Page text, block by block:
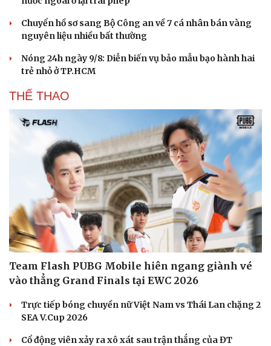
Săn Tour
check-in
Podcast
Câu chuyện thời sự
Đọc truyện đêm khuya
Cửa sổ tình yêu
Kể chuyện cho bé
Hạt giống tâm hồn
Chuyển hồ sơ sang Bộ Công an về 7 cá nhân bán vàng
nguyên liệu nhiều bất thường
Nóng 24h ngày 9/8: Diễn biến vụ bảo mẫu bạo hành hai
trẻ nhỏ ở TP.HCM
THỂ THAO
Team Flash PUBG Mobile hiên ngang giành vé
vào thẳng Grand Finals tại EWC 2026
Trực tiếp bóng chuyền nữ Việt Nam vs Thái Lan chặng 2
SEA V.Cup 2026
Cổ động viên xảy ra xô xát sau trận thắng của ĐT